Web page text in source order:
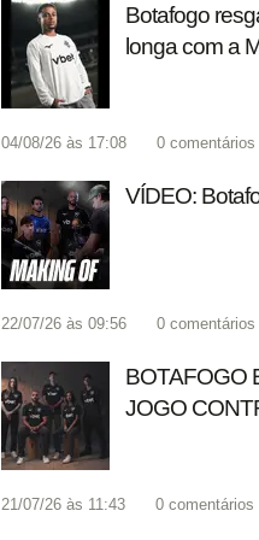
Botafogo
longa com a
04/08/26 às 17:08 0 comentários
VÍDEO:
22/07/26 às 09:56 0 comentários
BOTAFOGO
JOGO
21/07/26 às 11:43 0 comentários